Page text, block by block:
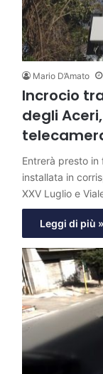
Mario D’Amato
Incrocio
degli
Entrerà presto
installata in
XXV Luglio e
Leggi di più »